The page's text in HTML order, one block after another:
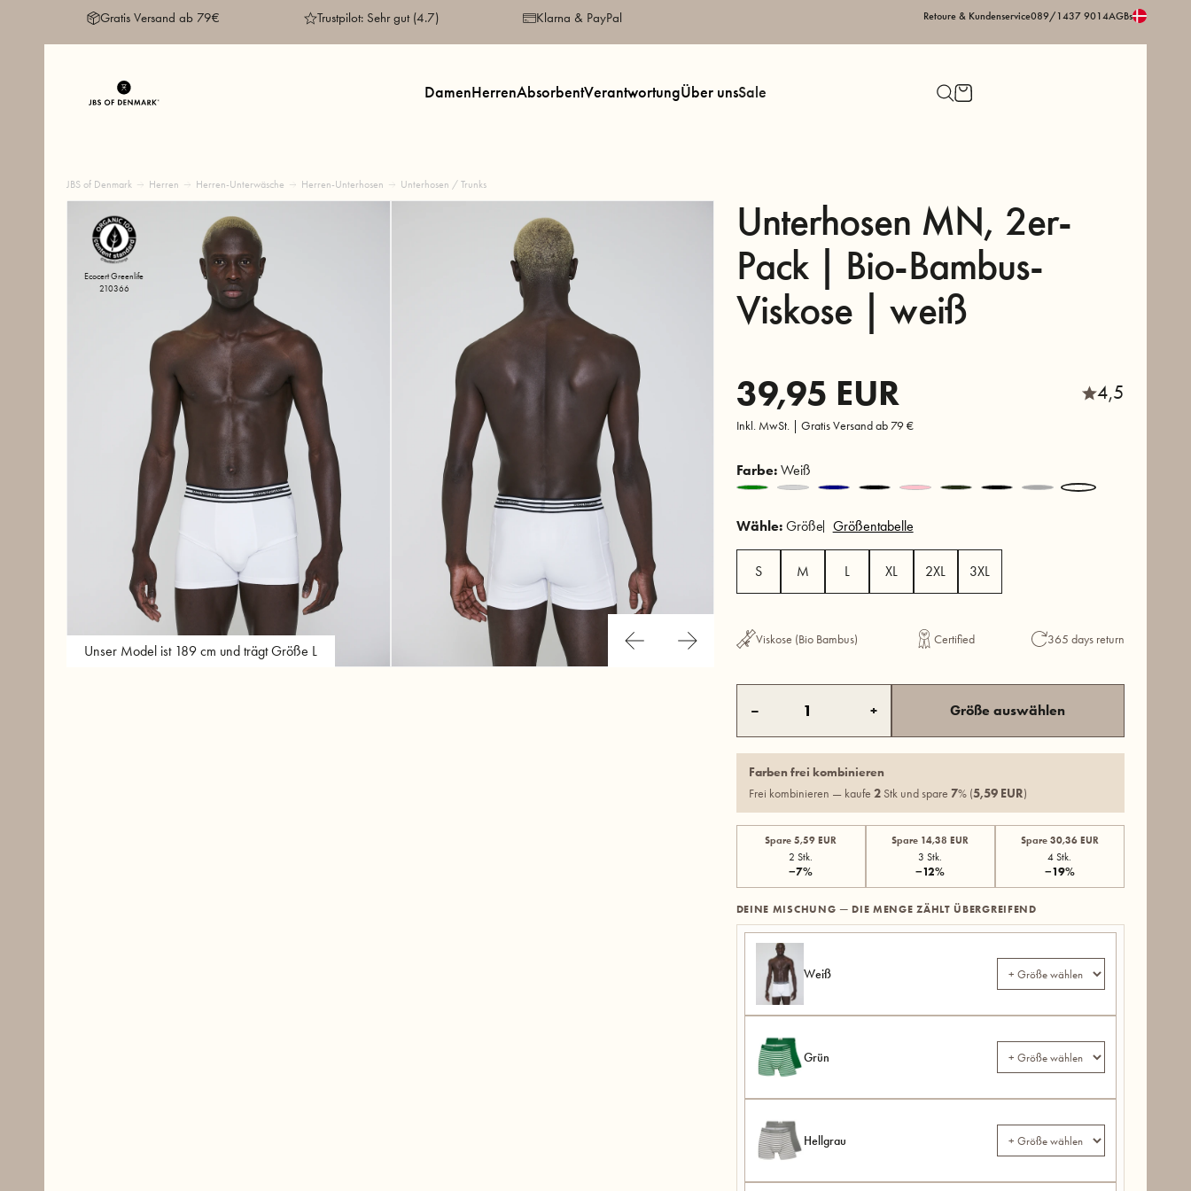
Gratis Versand ab 79€ Trustpilot: Sehr gut (4.7) Klarna & PayPal Retoure & Kundenservice089/1437 9014AGBs
DamenHerrenAbsorbentVerantwortungÜber unsSale
JBS of Denmark Herren Herren-Unterwäsche Herren-Unterhosen Unterhosen / Trunks
Unser Model ist 189 cm und trägt Größe L
Ecocert Greenlife
210366
Unterhosen MN, 2er-
Pack | Bio-Bambus-
Viskose | weiß
39,95 EUR 4,5
Inkl. MwSt. | Gratis Versand ab 79 €
Farbe:Weiß
Wähle:Größe Größentabelle
S M L XL 2XL 3XL
Viskose (Bio Bambus) Certified 365 days return
– + Größe auswählen
Farben frei kombinieren
Frei kombinieren — kaufe 2Stk und spare 7% (5,59 EUR)
Spare 5,59 EUR
2 Stk.
−7%
Spare 14,38 EUR
3 Stk.
−12%
Spare 30,36 EUR
4 Stk.
−19%
DEINE MISCHUNG — DIE MENGE ZÄHLT ÜBERGREIFEND
Weiß
Grün
Hellgrau